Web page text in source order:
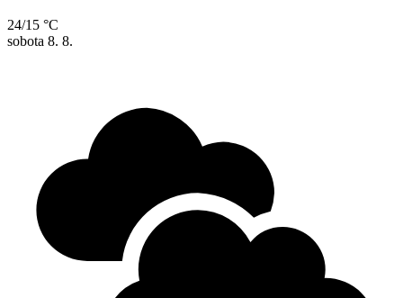
24/15 °C
sobota 8. 8.